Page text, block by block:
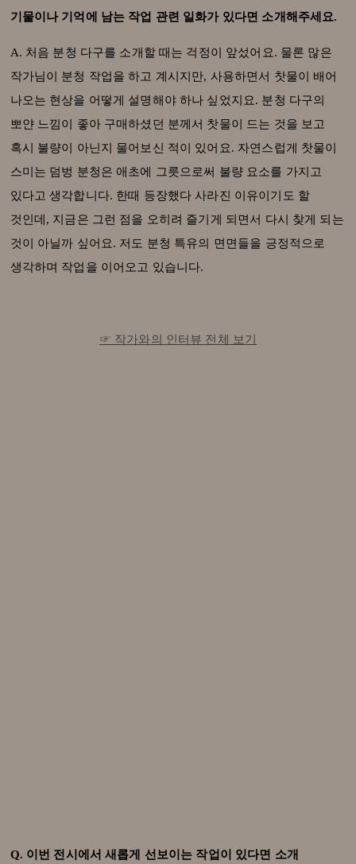
기물이나 기억에 남는 작업 관련 일화가 있다면 소개해주세요.
A. 처음 분청 다구를 소개할 때는 걱정이 앞섰어요. 물론 많은
작가님이 분청 작업을 하고 계시지만, 사용하면서 찻물이 배어
나오는 현상을 어떻게 설명해야 하나 싶었지요. 분청 다구의
뽀얀 느낌이 좋아 구매하셨던 분께서 찻물이 드는 것을 보고
혹시 불량이 아닌지 물어보신 적이 있어요. 자연스럽게 찻물이
스미는 덤벙 분청은 애초에 그릇으로써 불량 요소를 가지고
있다고 생각합니다. 한때 등장했다 사라진 이유이기도 할
것인데, 지금은 그런 점을 오히려 즐기게 되면서 다시 찾게 되는
것이 아닐까 싶어요. 저도 분청 특유의 면면들을 긍정적으로
생각하며 작업을 이어오고 있습니다.
☞ 작가와의 인터뷰 전체 보기
Q. 이번 전시에서 새롭게 선보이는 작업이 있다면 소개